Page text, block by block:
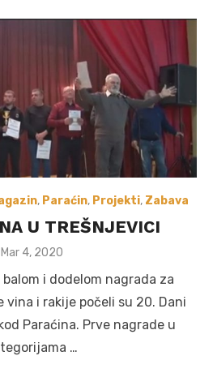
, Paraćin, Projekti, Zabava
U TREŠNJEVICI
Posted
Mar 4, 2020
balom i dodelom nagrada za
vina i rakije počeli su 20. Dani
Paraćina. Prve nagrade u
…